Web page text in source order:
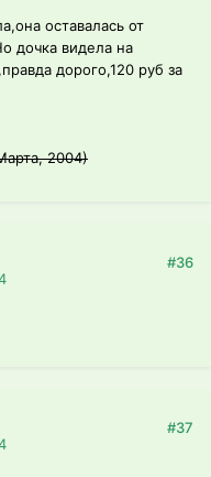
оставалась от
дочка видела на
дорого,120 руб за
2004)
#36
#37